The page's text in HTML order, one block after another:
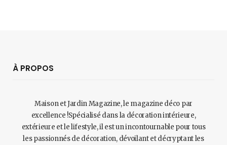
À PROPOS
Maison et Jardin Magazine, le magazine déco par
excellence !Spécialisé dans la décoration intérieure,
extérieure et le lifestyle, il est un incontournable pour tous
les passionnés de décoration, dévoilant et décryptant les